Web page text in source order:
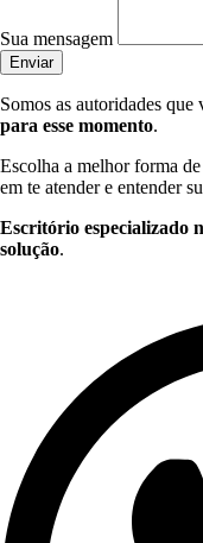
Sua mensagem
Enviar
Somos as autoridades que
para esse momento.
Escolha a melhor forma
em te atender e entender
Escritório especializado
solução.